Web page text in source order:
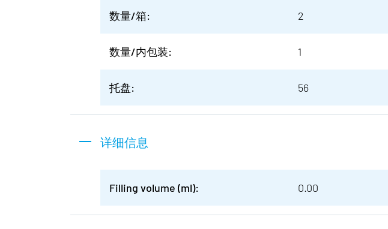
数量/箱: 2
数量/内包装: 1
托盘: 56
详细信息
Filling volume (ml): 0.00